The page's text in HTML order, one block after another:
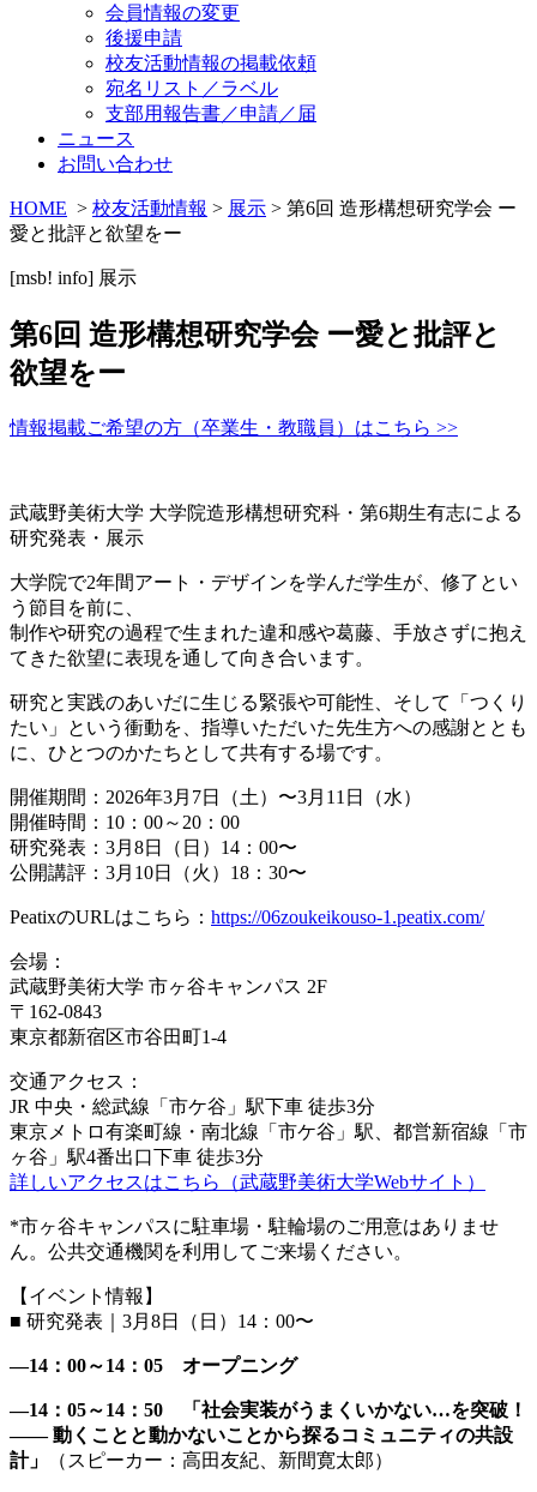
会員情報の変更
後援申請
校友活動情報の掲載依頼
宛名リスト／ラベル
支部用報告書／申請／届
ニュース
お問い合わせ
HOME > 校友活動情報 > 展示 > 第6回 造形構想研究学会 ー
愛と批評と欲望をー
[msb! info] 展示
第6回 造形構想研究学会 ー愛と批評と
欲望をー
情報掲載ご希望の方（卒業生・教職員）はこちら >>
武蔵野美術大学 大学院造形構想研究科・第6期生有志による
研究発表・展示
大学院で2年間アート・デザインを学んだ学生が、修了とい
う節目を前に、
制作や研究の過程で生まれた違和感や葛藤、手放さずに抱え
てきた欲望に表現を通して向き合います。
研究と実践のあいだに生じる緊張や可能性、そして「つくり
たい」という衝動を、指導いただいた先生方への感謝ととも
に、ひとつのかたちとして共有する場です。
開催期間：2026年3月7日（土）〜3月11日（水）
開催時間：10：00～20：00
研究発表：3月8日（日）14：00〜
公開講評：3月10日（火）18：30〜
PeatixのURLはこちら： https://06zoukeikouso-1.peatix.com/
会場：
武蔵野美術大学 市ヶ谷キャンパス 2F
〒162-0843
東京都新宿区市谷田町1-4
交通アクセス：
JR 中央・総武線「市ケ谷」駅下車 徒歩3分
東京メトロ有楽町線・南北線「市ケ谷」駅、都営新宿線「市
ヶ谷」駅4番出口下車 徒歩3分
詳しいアクセスはこちら（武蔵野美術大学Webサイト）
*市ヶ谷キャンパスに駐車場・駐輪場のご用意はありませ
ん。公共交通機関を利用してご来場ください。
【イベント情報】
■️ 研究発表｜3月8日（日）14：00〜
―14：00～14：05 オープニング
―14：05～14：50
「社会実装がうまくいかない…を突破！
―― 動くことと動かないことから探るコミュニティの共設
計」
（スピーカー：高田友紀、新間寛太郎）